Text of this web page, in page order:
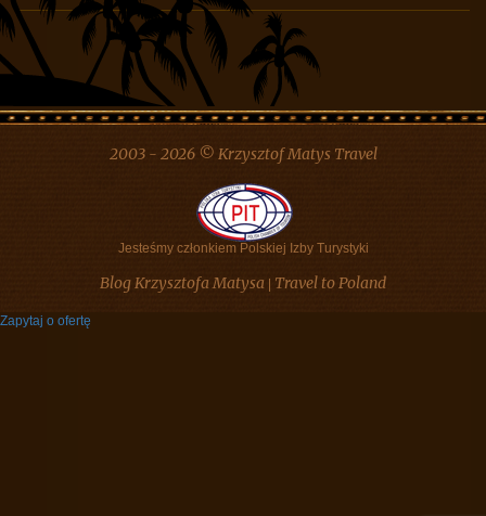
Newsletter
2003 - 2026 © Krzysztof Matys Travel